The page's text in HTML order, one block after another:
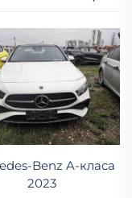
Benz A-класа
2023